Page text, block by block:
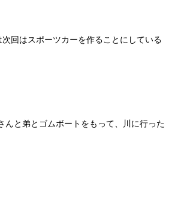
回はスポーツカーを作ることにしている
んと弟とゴムボートをもって、川に行った